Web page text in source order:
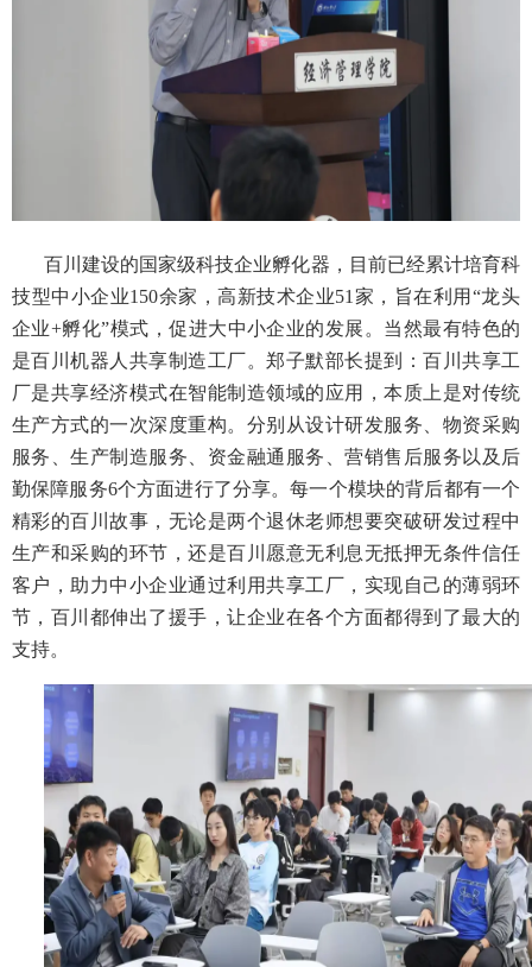
百川建设的国家级科技企业孵化器，目前已经累计培育科
技型中小企业150余家，高新技术企业51家，旨在利用“龙头
企业+孵化”模式，促进大中小企业的发展。当然最有特色的
是百川机器人共享制造工厂。郑子默部长提到：百川共享工
厂是共享经济模式在智能制造领域的应用，本质上是对传统
生产方式的一次深度重构。分别从设计研发服务、物资采购
服务、生产制造服务、资金融通服务、营销售后服务以及后
勤保障服务6个方面进行了分享。每一个模块的背后都有一个
精彩的百川故事，无论是两个退休老师想要突破研发过程中
生产和采购的环节，还是百川愿意无利息无抵押无条件信任
客户，助力中小企业通过利用共享工厂，实现自己的薄弱环
节，百川都伸出了援手，让企业在各个方面都得到了最大的
支持。